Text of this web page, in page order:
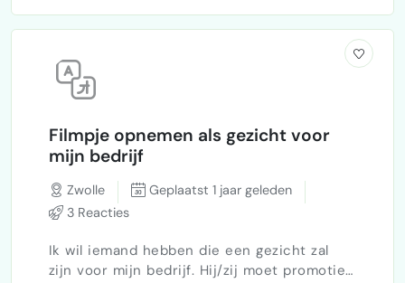
Filmpje opnemen als gezicht voor
mijn bedrijf
Zwolle
Geplaatst 1 jaar geleden
3 Reacties
Ik wil iemand hebben die een gezicht zal
zijn voor mijn bedrijf. Hij/zij moet promotie